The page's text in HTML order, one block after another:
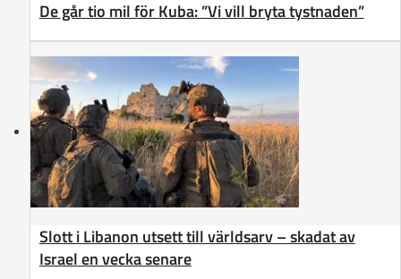
De går tio mil för Kuba: ”Vi vill bryta tystnaden”
Slott i Libanon utsett till världsarv – skadat av
Israel en vecka senare